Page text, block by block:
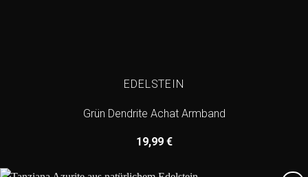
EDELSTEIN
Grün Dendrite Achat Armband
19,99 €